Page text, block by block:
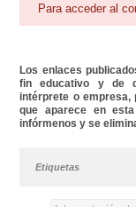
Para acceder al
Los enlaces
fin educativo y de
intérprete o empresa,
que aparece en
infórmenos y se
Etiquetas